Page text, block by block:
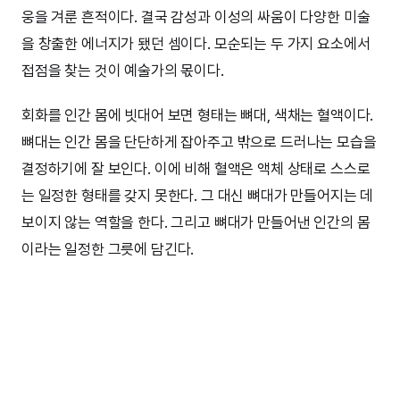
웅을 겨룬 흔적이다. 결국 감성과 이성의 싸움이 다양한 미술
을 창출한 에너지가 됐던 셈이다. 모순되는 두 가지 요소에서
접점을 찾는 것이 예술가의 몫이다.
회화를 인간 몸에 빗대어 보면 형태는 뼈대, 색채는 혈액이다.
뼈대는 인간 몸을 단단하게 잡아주고 밖으로 드러나는 모습을
결정하기에 잘 보인다. 이에 비해 혈액은 액체 상태로 스스로
는 일정한 형태를 갖지 못한다. 그 대신 뼈대가 만들어지는 데
보이지 않는 역할을 한다. 그리고 뼈대가 만들어낸 인간의 몸
이라는 일정한 그릇에 담긴다.